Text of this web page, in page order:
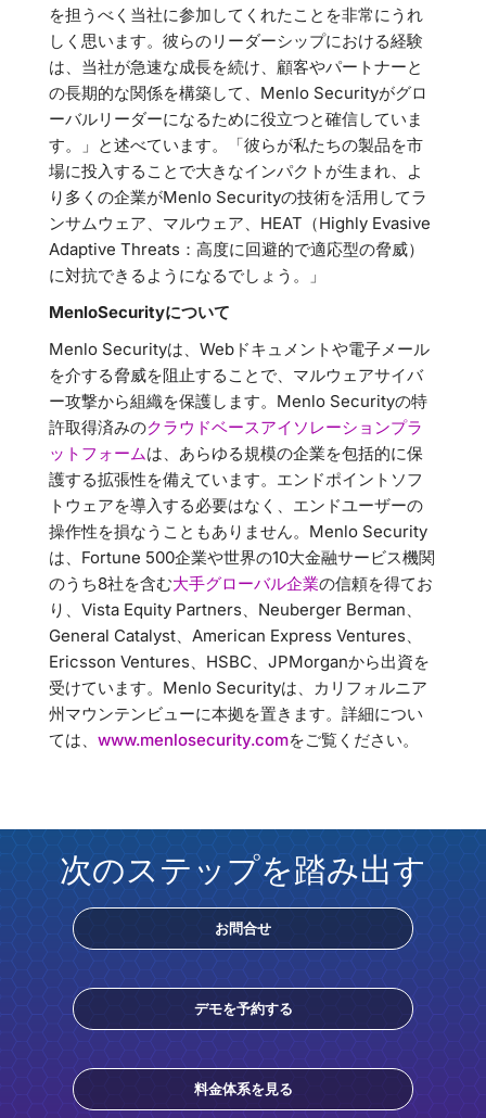
を担うべく当社に参加してくれたことを非常にうれ
しく思います。彼らのリーダーシップにおける経験
は、当社が急速な成長を続け、顧客やパートナーと
の長期的な関係を構築して、Menlo Securityがグロ
ーバルリーダーになるために役立つと確信していま
す。」と述べています。「彼らが私たちの製品を市
場に投入することで大きなインパクトが生まれ、よ
り多くの企業がMenlo Securityの技術を活用してラ
ンサムウェア、マルウェア、HEAT（Highly Evasive
Adaptive Threats：高度に回避的で適応型の脅威）
に対抗できるようになるでしょう。」
MenloSecurityについて
Menlo Securityは、Webドキュメントや電子メール
を介する脅威を阻止することで、マルウェアサイバ
ー攻撃から組織を保護します。Menlo Securityの特
許取得済みのクラウドベースアイソレーションプラ
ットフォームは、あらゆる規模の企業を包括的に保
護する拡張性を備えています。エンドポイントソフ
トウェアを導入する必要はなく、エンドユーザーの
操作性を損なうこともありません。Menlo Security
は、Fortune 500企業や世界の10大金融サービス機関
のうち8社を含む大手グローバル企業の信頼を得てお
り、Vista Equity Partners、Neuberger Berman、
General Catalyst、American Express Ventures、
Ericsson Ventures、HSBC、JPMorganから出資を
受けています。Menlo Securityは、カリフォルニア
州マウンテンビューに本拠を置きます。詳細につい
ては、 www.menlosecurity.comをご覧ください。
次のステップを踏み出す
お問合せ
デモを予約する
料金体系を見る